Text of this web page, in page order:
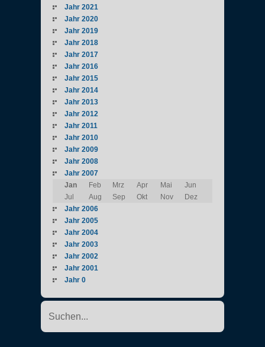
Jahr 2021
Jahr 2020
Jahr 2019
Jahr 2018
Jahr 2017
Jahr 2016
Jahr 2015
Jahr 2014
Jahr 2013
Jahr 2012
Jahr 2011
Jahr 2010
Jahr 2009
Jahr 2008
Jahr 2007
Jan
Feb Mrz Apr Mai
Jun
Jul
Aug Sep Okt Nov
Dez
Jahr 2006
Jahr 2005
Jahr 2004
Jahr 2003
Jahr 2002
Jahr 2001
Jahr 0